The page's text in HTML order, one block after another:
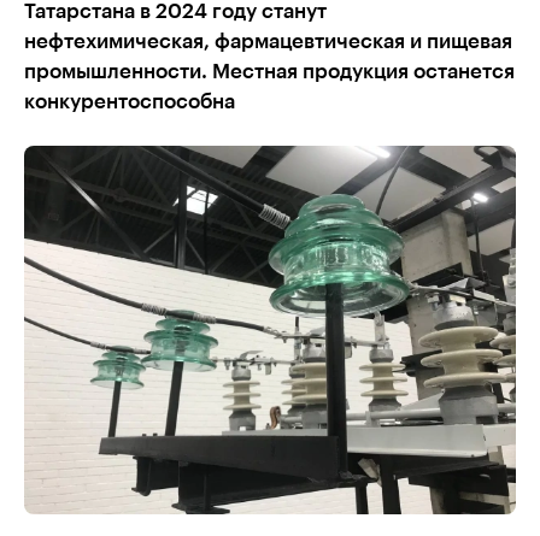
Татарстана в 2024 году станут
нефтехимическая, фармацевтическая и пищевая
промышленности. Местная продукция останется
конкурентоспособна